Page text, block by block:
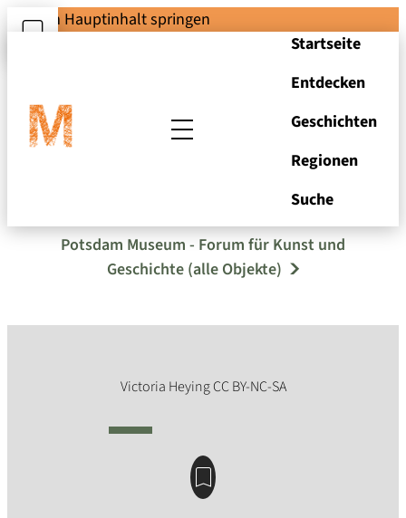
Zum Hauptinhalt springen
Startseite
Entdecken
Geschichten
Regionen
Suche
Potsdam Museum - Forum für Kunst und
Geschichte (alle Objekte)